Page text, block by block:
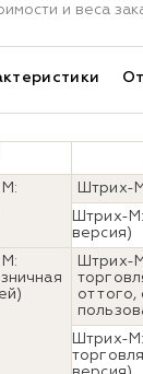
и веса
М:
Штрих-
Штрих-
версия)
М:
Штрих-
от того,
Штрих-